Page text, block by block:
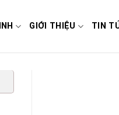
GIỚI THIỆU TIN